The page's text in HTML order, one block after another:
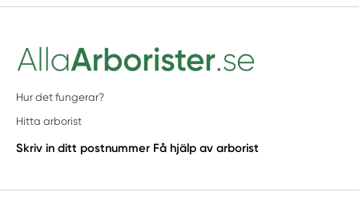
Hur det fungerar?
Hitta arborist
Skriv in ditt postnummer Få hjälp av arborist